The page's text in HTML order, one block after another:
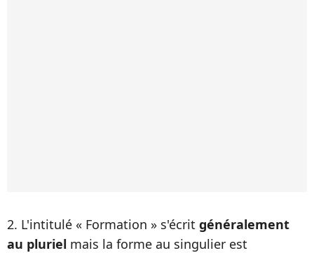
2. L'intitulé « Formation » s'écrit généralement
au pluriel mais la forme au singulier est